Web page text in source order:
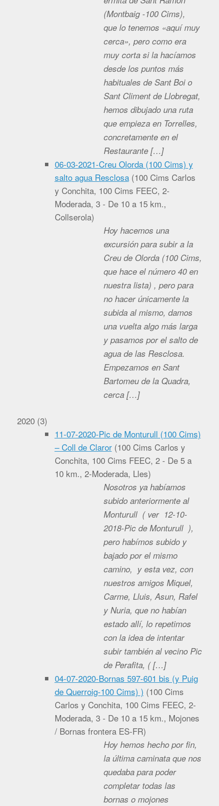
(Montbaig -100 Cims),
que lo tenemos «aquí muy
cerca», pero como era
muy corta si la hacíamos
desde los puntos más
habituales de Sant Boi o
Sant Climent de Llobregat,
hemos dibujado una ruta
que empieza en Torrelles,
concretamente en el
Restaurante […]
06-03-2021-Creu Olorda (100 Cims) y
salto agua Resclosa (100 Cims Carlos
y Conchita, 100 Cims FEEC, 2-
Moderada, 3 - De 10 a 15 km.,
Collserola)
Hoy hacemos una
excursión para subir a la
Creu de Olorda (100 Cims,
que hace el número 40 en
nuestra lista) , pero para
no hacer únicamente la
subida al mismo, damos
una vuelta algo más larga
y pasamos por el salto de
agua de las Resclosa.
Empezamos en Sant
Bartomeu de la Quadra,
cerca […]
2020 (3)
11-07-2020-Pic de Monturull (100 Cims)
– Coll de Claror (100 Cims Carlos y
Conchita, 100 Cims FEEC, 2 - De 5 a
10 km., 2-Moderada, Lles)
Nosotros ya habíamos
subido anteriormente al
Monturull ( ver 12-10-
2018-Pic de Monturull ),
pero habímos subido y
bajado por el mismo
camino, y esta vez, con
nuestros amigos Miquel,
Carme, Lluis, Asun, Rafel
y Nuria, que no habían
estado allí, lo repetimos
con la idea de intentar
subir también al vecino Pic
de Perafita, ( […]
04-07-2020-Bornas 597-601 bis (y Puig
de Querroig-100 Cims) ) (100 Cims
Carlos y Conchita, 100 Cims FEEC, 2-
Moderada, 3 - De 10 a 15 km., Mojones
/ Bornas frontera ES-FR)
Hoy hemos hecho por fin,
la última caminata que nos
quedaba para poder
completar todas las
bornas o mojones